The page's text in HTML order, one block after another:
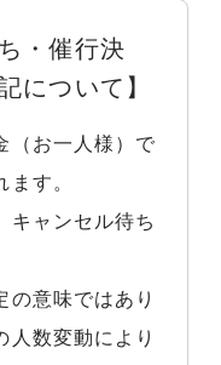
・催行決
について】
（お一人様）で
す。
ャンセル待ち
意味ではあり
人数変動により